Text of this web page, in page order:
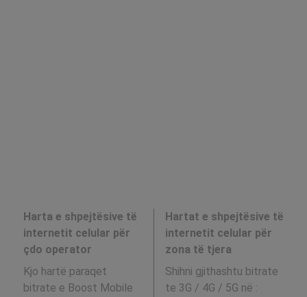
Harta e shpejtësive të
internetit celular për
çdo operator
Kjo hartë paraqet
bitrate e Boost Mobile
Hartat e shpejtësive të
internetit celular për
zona të tjera
Shihni gjithashtu bitrate
te 3G / 4G / 5G në :